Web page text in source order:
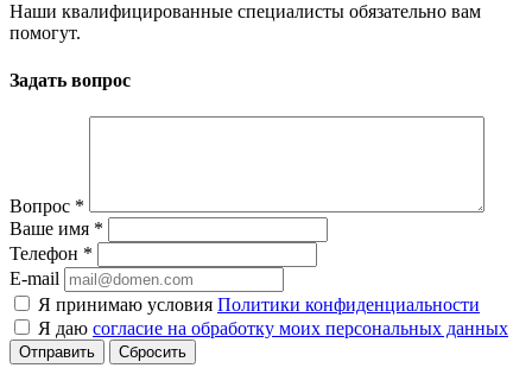
Наши квалифицированные специалисты обязательно вам
помогут.
Задать вопрос
Вопрос *
Ваше имя *
Телефон *
E-mail
Я принимаю условия Политики конфиденциальности
Я даю согласие на обработку моих персональных данных
Сбросить